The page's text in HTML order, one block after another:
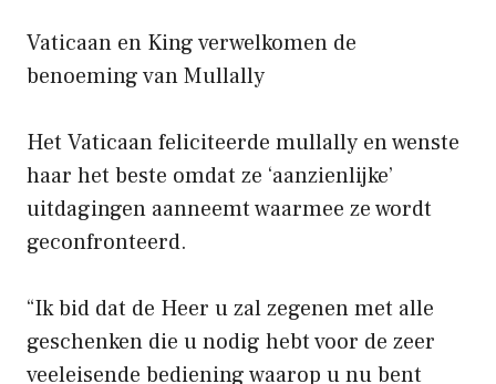
Vaticaan en King verwelkomen de
benoeming van Mullally
Het Vaticaan feliciteerde mullally en wenste
haar het beste omdat ze ‘aanzienlijke’
uitdagingen aanneemt waarmee ze wordt
geconfronteerd.
“Ik bid dat de Heer u zal zegenen met alle
geschenken die u nodig hebt voor de zeer
veeleisende bediening waarop u nu bent